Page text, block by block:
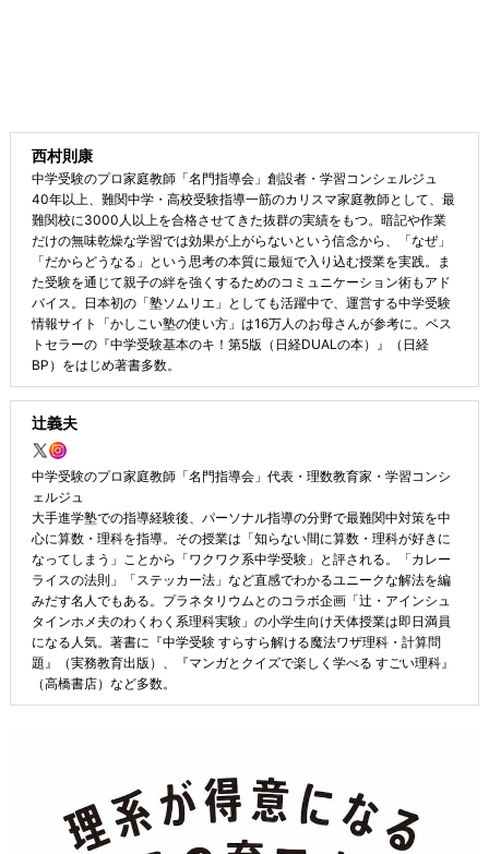
西村則康
中学受験のプロ家庭教師「名門指導会」創設者・学習コンシェルジュ
40年以上、難関中学・高校受験指導一筋のカリスマ家庭教師として、最
難関校に3000人以上を合格させてきた抜群の実績をもつ。暗記や作業
だけの無味乾燥な学習では効果が上がらないという信念から、「なぜ」
「だからどうなる」という思考の本質に最短で入り込む授業を実践。ま
た受験を通じて親子の絆を強くするためのコミュニケーション術もアド
バイス。日本初の「塾ソムリエ」としても活躍中で、運営する中学受験
情報サイト「かしこい塾の使い方」は16万人のお母さんが参考に。ベス
トセラーの『中学受験基本のキ！第5版（日経DUALの本）』（日経
BP）をはじめ著書多数。
辻󠄀義夫
中学受験のプロ家庭教師「名門指導会」代表・理数教育家・学習コンシ
ェルジュ
大手進学塾での指導経験後、パーソナル指導の分野で最難関中対策を中
心に算数・理科を指導。その授業は「知らない間に算数・理科が好きに
なってしまう」ことから「ワクワク系中学受験」と評される。「カレー
ライスの法則」「ステッカー法」など直感でわかるユニークな解法を編
みだす名人でもある。プラネタリウムとのコラボ企画「辻󠄀・アインシュ
タインホメ夫のわくわく系理科実験」の小学生向け天体授業は即日満員
になる人気。著書に『中学受験 すらすら解ける魔法ワザ理科・計算問
題』（実務教育出版）、『マンガとクイズで楽しく学べる すごい理科』
（高橋書店）など多数。